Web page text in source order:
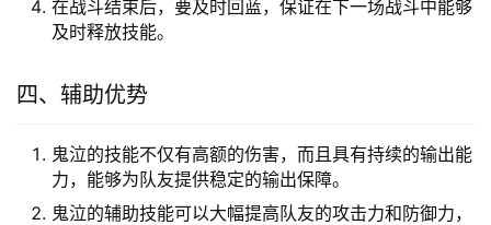
在战斗结束后，要及时回蓝，保证在下一场战斗中能够
及时释放技能。
四、辅助优势
鬼泣的技能不仅有高额的伤害，而且具有持续的输出能
力，能够为队友提供稳定的输出保障。
鬼泣的辅助技能可以大幅提高队友的攻击力和防御力，